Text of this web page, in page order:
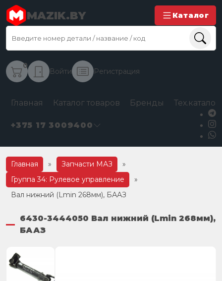
MAZIK.BY Каталог
0
Войти Регистрация
Главная Каталог товаров Бренды
+375 17 3009400
Главная » Запчасти МАЗ
»
Группа 34: Рулевое управление
»
Вал нижний (Lmin 268мм), БААЗ
6430-3444050 Вал нижний (Lmin 268мм),
БААЗ